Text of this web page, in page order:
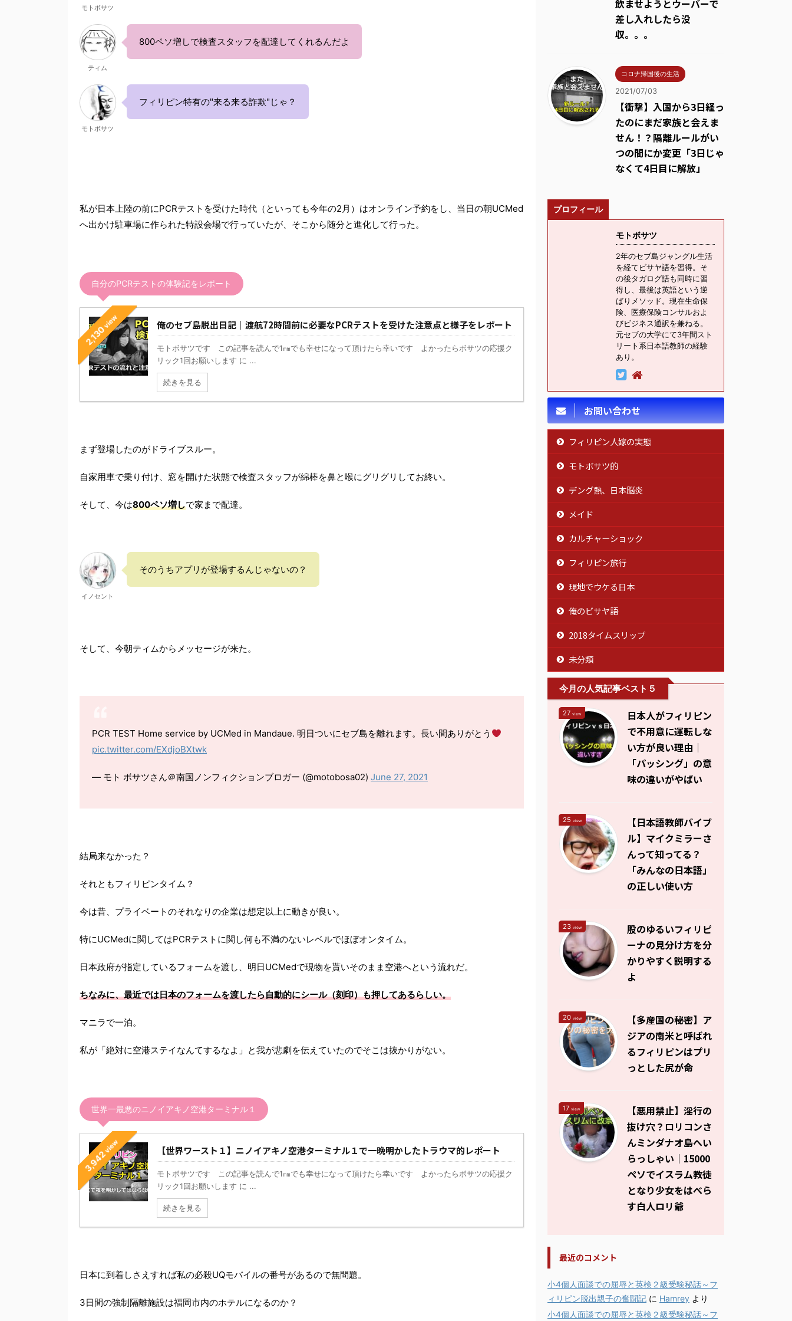
モトボサツ
ティム
800ペソ増しで検査スタッフを配達してくれるんだよ
モトボサツ
フィリピン特有の"来る来る詐欺"じゃ？
私が日本上陸の前にPCRテストを受けた時代（といっても今年の2月）はオンライン予約をし、当日の朝UCMed
へ出かけ駐車場に作られた特設会場で行っていたが、そこから随分と進化して行った。
自分のPCRテストの体験記をレポート
2,130
view 俺のセブ島脱出日記｜渡航72時間前に必要なPCRテストを受けた注意点と様子をレポート
モトボサツです この記事を読んで1㎜でも幸せになって頂けたら幸いです よかったらボサツの応援ク
リック1回お願いします に ...
続きを見る
まず登場したのがドライブスルー。
自家用車で乗り付け、窓を開けた状態で検査スタッフが綿棒を鼻と喉にグリグリしてお終い。
そして、今は800ペソ増しで家まで配達。
イノセント
そのうちアプリが登場するんじゃないの？
そして、今朝ティムからメッセージが来た。
PCR TEST Home service by UCMed in Mandaue. 明日ついにセブ島を離れます。長い間ありがとう
pic.twitter.com/EXdjoBXtwk
— モト ボサツさん＠南国ノンフィクションブロガー (@motobosa02) June 27, 2021
結局来なかった？
それともフィリピンタイム？
今は昔、プライベートのそれなりの企業は想定以上に動きが良い。
特にUCMedに関してはPCRテストに関し何も不満のないレベルでほぼオンタイム。
日本政府が指定しているフォームを渡し、明日UCMedで現物を貰いそのまま空港へという流れだ。
ちなみに、最近では日本のフォームを渡したら自動的にシール（刻印）も押してあるらしい。
マニラで一泊。
私が「絶対に空港ステイなんてするなよ」と我が悲劇を伝えていたのでそこは抜かりがない。
世界一最悪のニノイアキノ空港ターミナル１
3,942
view 【世界ワースト１】ニノイアキノ空港ターミナル１で一晩明かしたトラウマ的レポート
モトボサツです この記事を読んで1㎜でも幸せになって頂けたら幸いです よかったらボサツの応援ク
リック1回お願いします に ...
続きを見る
日本に到着しさえすれば私の必殺UQモバイルの番号があるので無問題。
3日間の強制隔離施設は福岡市内のホテルになるのか？
飲ませようとウーバーで
差し入れしたら没
収。。。
コロナ帰国後の生活
2021/07/03
【衝撃】入国から3日経っ
たのにまだ家族と会えま
せん！？隔離ルールがい
つの間にか変更「3日じゃ
なくて4日目に解放」
プロフィール
モトボサツ
2年のセブ島ジャングル生活
を経てビサヤ語を習得。そ
の後タガログ語も同時に習
得し、最後は英語という逆
ばりメソッド。現在生命保
険、医療保険コンサルおよ
びビジネス通訳を兼ねる。
元セブの大学にて3年間スト
リート系日本語教師の経験
あり。
お問い合わせ
フィリピン人嫁の実態
モトボサツ的
デング熱、日本脳炎
メイド
カルチャーショック
フィリピン旅行
現地でウケる日本
俺のビサヤ語
2018タイムスリップ
未分類
今月の人気記事ベスト５
27 view
日本人がフィリピン
で不用意に運転しな
い方が良い理由｜
「パッシング」の意
味の違いがやばい
25 view
【日本語教師バイブ
ル】マイクミラーさ
んって知ってる？
「みんなの日本語」
の正しい使い方
23 view
股のゆるいフィリピ
ーナの見分け方を分
かりやすく説明する
よ
20 view
【多産国の秘密】ア
ジアの南米と呼ばれ
るフィリピンはプリ
っとした尻が命
17 view
【悪用禁止】淫行の
抜け穴？ロリコンさ
んミンダナオ島へい
らっしゃい｜15000
ペソでイスラム教徒
となり少女をはべら
す白人ロリ爺
最近のコメント
小4個人面談での屈辱と英検２級受験秘話～フ
ィリピン脱出親子の奮闘記 に Hamrey より
小4個人面談での屈辱と英検２級受験秘話～フ